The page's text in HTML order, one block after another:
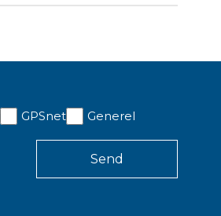
GPSnet Generel